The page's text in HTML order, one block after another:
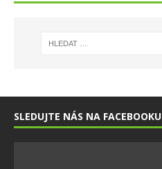
SLEDUJTE NÁS NA FACEBOOKU